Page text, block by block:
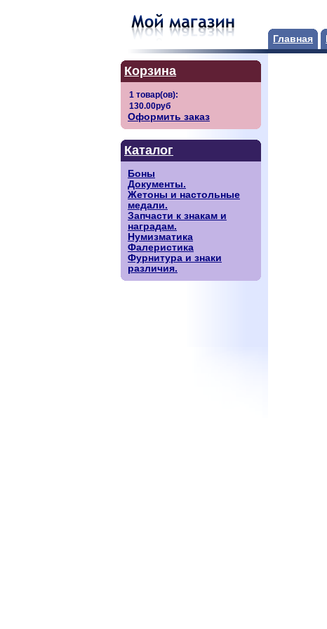
Главная
Корзина
Оформить заказ
Каталог
Боны
Документы.
Жетоны и настольные
медали.
Запчасти к знакам и
наградам.
Нумизматика
Фалеристика
Фурнитура и знаки
различия.